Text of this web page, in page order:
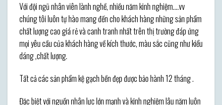
Với đội ngũ nhân viên lành nghề, nhiều năm kinh nghiệm….vv
chúng tôi luôn tự hào mang đến cho khách hàng những sản phẩm
chất lượng cao giá rẻ và canh tranh nhất trên thị trường đáp ứng
mọi yêu cầu của khách hàng về kích thước, màu sắc cũng như kiểu
dáng ,chất lượng.
Tất cả các sản phẩm kệ gạch bền đẹp được bảo hành 12 tháng .
Đặc biệt với nguồn nhân lực lớn mạnh và kinh nghiệm lâu năm luôn